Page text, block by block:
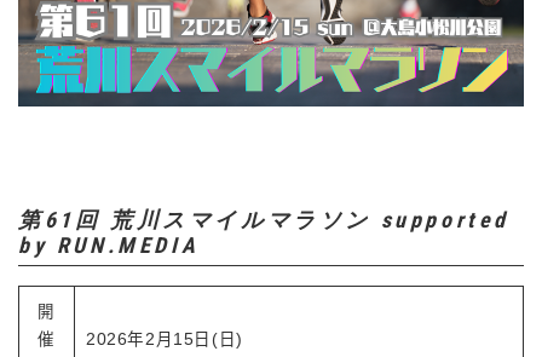
第61回 荒川スマイルマラソン supported
by RUN.MEDIA
開
催
2026年2月15日(日)